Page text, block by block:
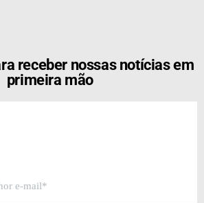
receber nossas notícias em
primeira mão